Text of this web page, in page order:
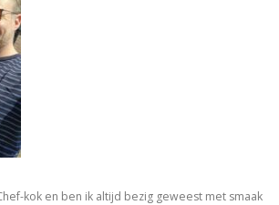
kok en ben ik altijd bezig geweest met smaak